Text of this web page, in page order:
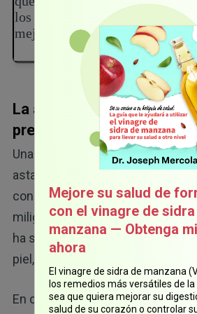
los días durante 12 semanas
mejor función cognitiva y
La astaxantina
presenta ningún efecto
Una de las cosas más
astaxantina es que es
consumirla, incluso en dosis tan
miligramos por día. El único
ha sido registrado es un ligero
piel, que solo puede ocurrir si
En cualquier caso, le recomiendo
Mejore su salud de
con el vinagre de
manzana — Obtenga
ahora
El vinagre de sidra de manzana
los remedios más versátiles de
sea que quiera mejorar su
salud de su corazón o controlar